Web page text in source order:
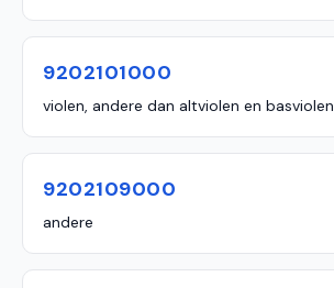
9202101000
violen, andere dan altviolen en basviolen
9202109000
andere